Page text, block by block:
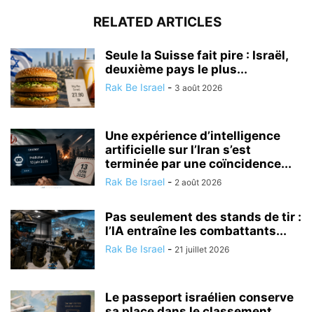
RELATED ARTICLES
Seule la Suisse fait pire : Israël,
deuxième pays le plus...
Rak Be Israel - 3 août 2026
Une expérience d’intelligence
artificielle sur l’Iran s’est
terminée par une coïncidence...
Rak Be Israel - 2 août 2026
Pas seulement des stands de tir :
l’IA entraîne les combattants...
Rak Be Israel - 21 juillet 2026
Le passeport israélien conserve